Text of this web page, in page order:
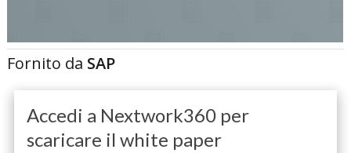
Fornito da SAP
Accedi a Nextwork360 per
scaricare il white paper